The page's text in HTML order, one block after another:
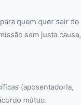
quem quer sair do
sem justa causa,
(aposentadoria,
mútuo.